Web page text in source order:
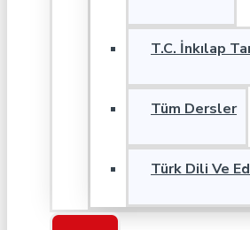
T.C. İnkılap
Tüm Dersler
Türk Dili Ve